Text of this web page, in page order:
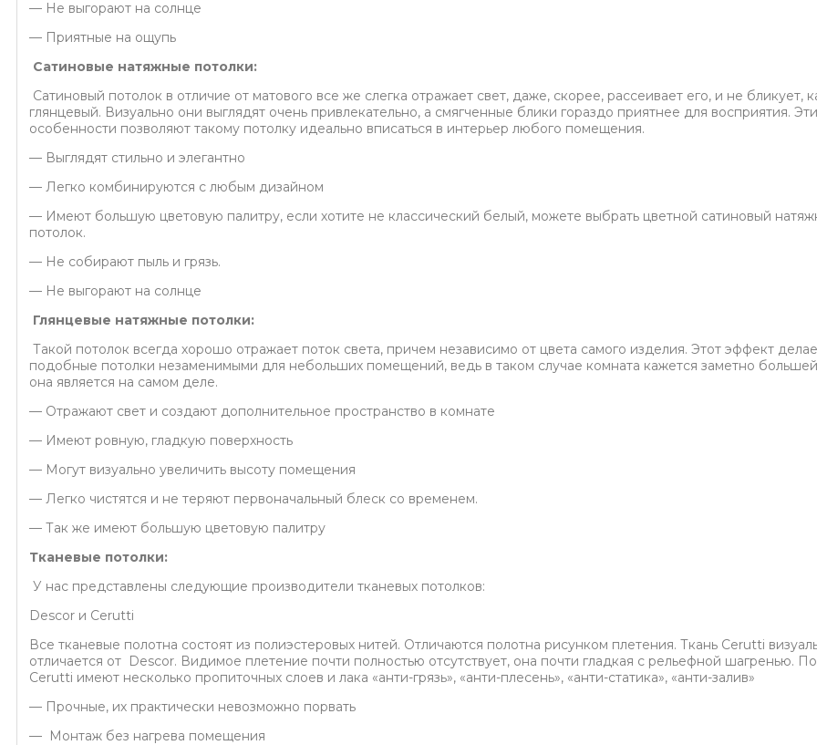
— Не выгорают на солнце
— Приятные на ощупь
Сатиновые натяжные потолки:
Сатиновый потолок в отличие от матового все же слегка отражает свет, даже, скорее, рассеивает его, и не бликует,
глянцевый. Визуально они выглядят очень привлекательно, а смягченные блики гораздо приятнее для восприятия. Эти
особенности позволяют такому потолку идеально вписаться в интерьер любого помещения.
— Выглядят стильно и элегантно
— Легко комбинируются с любым дизайном
— Имеют большую цветовую палитру, если хотите не классический белый, можете выбрать цветной сатиновый
потолок.
— Не собирают пыль и грязь.
— Не выгорают на солнце
Глянцевые натяжные потолки:
Такой потолок всегда хорошо отражает поток света, причем независимо от цвета самого изделия. Этот эффект
подобные потолки незаменимыми для небольших помещений, ведь в таком случае комната кажется заметно
она является на самом деле.
— Отражают свет и создают дополнительное пространство в комнате
— Имеют ровную, гладкую поверхность
— Могут визуально увеличить высоту помещения
— Легко чистятся и не теряют первоначальный блеск со временем.
— Так же имеют большую цветовую палитру
Тканевые потолки:
У нас представлены следующие производители тканевых потолков:
Descor и Cerutti
Все тканевые полотна состоят из полиэстеровых нитей. Отличаются полотна рисунком плетения. Ткань Cerutti
отличается от Descor. Видимое плетение почти полностью отсутствует, она почти гладкая с рельефной шагренью.
Cerutti имеют несколько пропиточных слоев и лака «анти-грязь», «анти-плесень», «анти-статика», «анти-залив»
— Прочные, их практически невозможно порвать
— Монтаж без нагрева помещения